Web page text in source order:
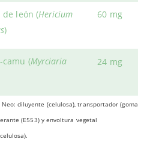
de león (Hericium
)
60 mg
camu (Myrciaria
24 mg
diluyente (celulosa), transportador (goma
(E553) y envoltura vegetal